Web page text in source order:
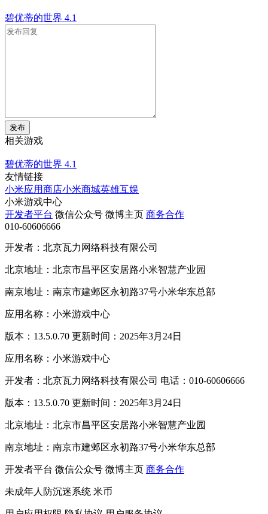
碧优蒂的世界 4.1
发布
相关游戏
碧优蒂的世界 4.1
友情链接
小米应用商店小米商城英雄互娱
小米游戏中心
开发者平台 微信公众号 微博主页 商务合作
010-60606666
开发者：北京瓦力网络科技有限公司
北京地址：北京市昌平区安居路小米智慧产业园
南京地址：南京市建邺区永初路37号小米华东总部
应用名称：小米游戏中心
版本：13.5.0.70 更新时间：2025年3月24日
应用名称：小米游戏中心
开发者：北京瓦力网络科技有限公司 电话：010-60606666
版本：13.5.0.70 更新时间：2025年3月24日
北京地址：北京市昌平区安居路小米智慧产业园
南京地址：南京市建邺区永初路37号小米华东总部
开发者平台 微信公众号 微博主页 商务合作
未成年人防沉迷系统 米币